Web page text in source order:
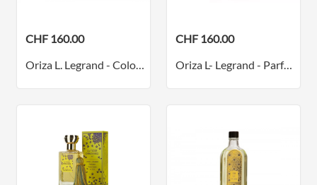
CHF 160.00
Oriza L. Legrand - Cologne Extra-Vieille - Parfum
CHF 160.00
Oriza L- Legrand - Parfum - Déjà le printemps